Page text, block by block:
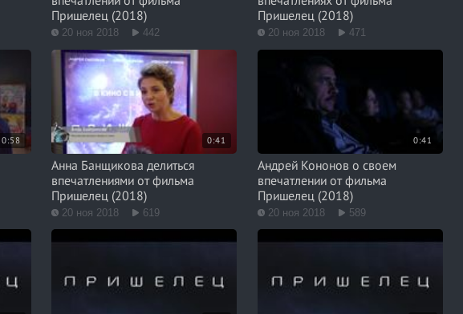
Пришелец (2018)
20 ноя 2018 442
Пришелец (2018)
20 ноя 2018 471
0:58 0:41
Анна Банщикова делиться
впечатлениями от фильма
Пришелец (2018)
20 ноя 2018 619
0:41
Андрей Кононов о своем
впечатлении от фильма
Пришелец (2018)
20 ноя 2018 589